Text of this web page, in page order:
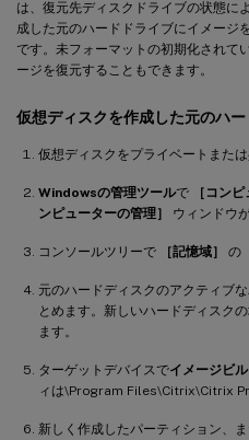
は、復元先ディスクドライブの状態に
成した元のハードドライブにイメージ
です。未フォーマットの初期化されて
ージを復元することもできます。
仮想ディスクを作成した元のハ
仮想ディスクをプライベートまた
Windowsの管理ツールで ［コン
ンピューターの管理］
ウィンドウ
コンソールツリーで ［記憶域］ の
元のハードディスクのアクティブ
とめます。新しいハードディスク
ます。
ターゲットデバイスでイメージビ
ィは\Program Files\Citrix\Citrix
新しく作成したパーティション、